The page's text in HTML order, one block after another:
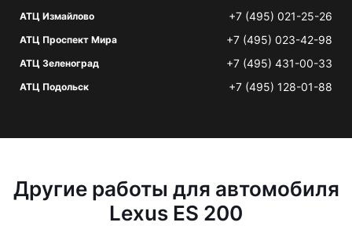
АТЦ Измайлово +7 (495) 021-25-26
АТЦ Проспект Мира +7 (495) 023-42-98
АТЦ Зеленоград +7 (495) 431-00-33
АТЦ Подольск +7 (495) 128-01-88
Другие работы для автомобиля
Lexus ES 200